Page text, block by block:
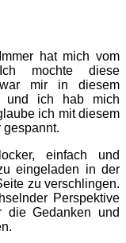
hat mich vom
mochte diese
mir in diesem
und ich hab mich
ich mit diesem
gespannt.
einfach und
eingeladen in der
zu verschlingen.
Perspektive
die Gedanken und